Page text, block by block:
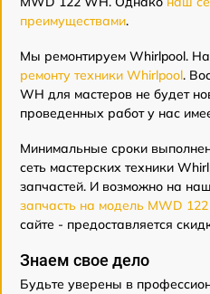
преимуществами.
Мы ремонтируем Whirlpool.
ремонту техники Whirlpool.
WH для мастеров не будет
проведенных работ у нас
Минимальные сроки
сеть мастерских техники
запчастей. И возможно на
запчасть на модель MWD
сайте - предоставляется
Знаем свое дело
Будьте уверены в